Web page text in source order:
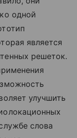
одной
является
решеток.
улучшить
слова